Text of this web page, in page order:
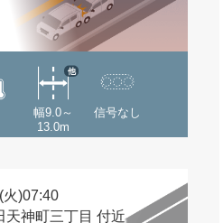
幅9.0～
13.0m
他
信号なし
)07:40
天神町三丁目 付近